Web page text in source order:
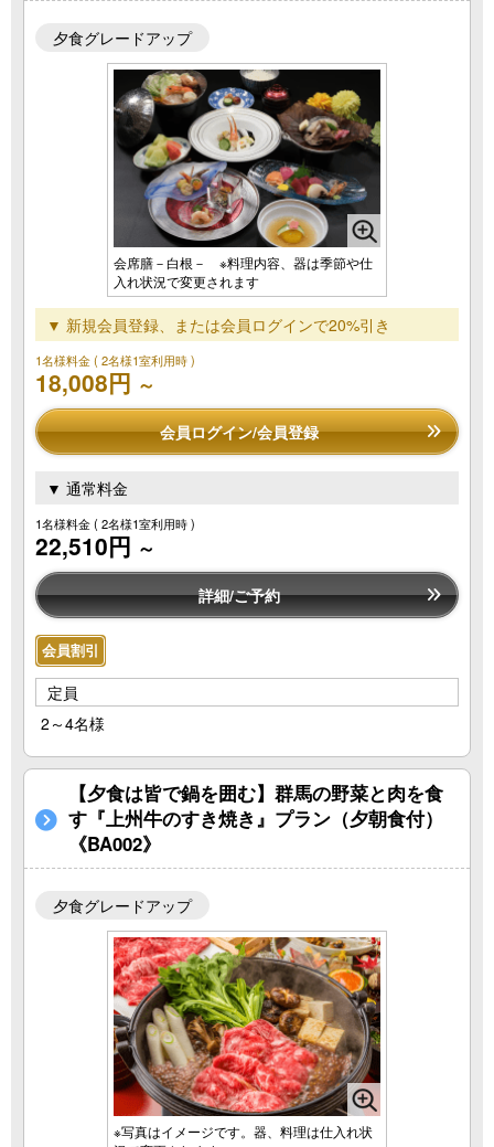
夕食グレードアップ
会席膳－白根－ ※料理内容、器は季節や仕
入れ状況で変更されます
▼ 新規会員登録、または会員ログインで20%引き
1名様料金( 2名様1室利用時 )
18,008円 ～
会員ログイン/会員登録
▼ 通常料金
1名様料金( 2名様1室利用時 )
22,510円 ～
詳細/ご予約
会員割引
定員
2～4名様
【夕食は皆で鍋を囲む】群馬の野菜と肉を食
す『上州牛のすき焼き』プラン（夕朝食付）
《BA002》
夕食グレードアップ
※写真はイメージです。器、料理は仕入れ状